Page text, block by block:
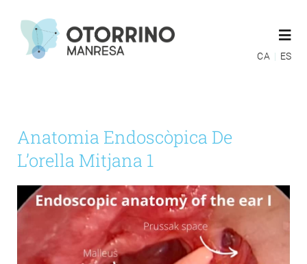
content
EQUIP MÈDIC
GUIES POST OPERATÒRIES
CA ES
Anatomia Endoscòpica De
L’orella Mitjana 1